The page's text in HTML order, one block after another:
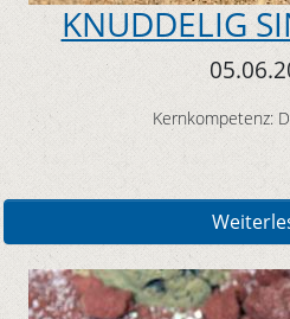
KNUDDELIG
Kernkompetenz: